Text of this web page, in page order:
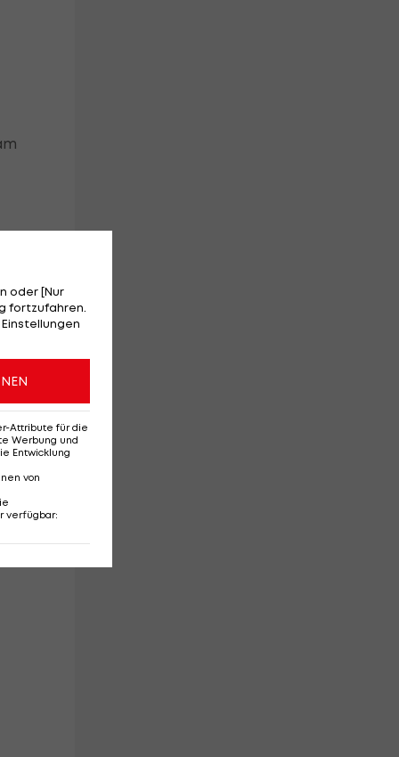
oder [Nur
fortzufahren.
Attribute für die
Werbung und
Entwicklung
von
verfügbar: